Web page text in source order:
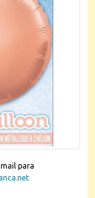
para